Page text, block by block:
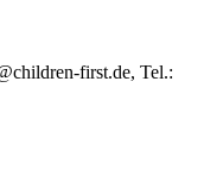
first.de, Tel.: